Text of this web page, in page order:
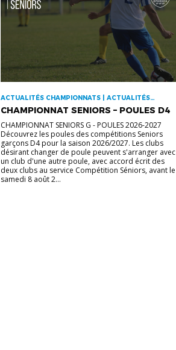
ACTUALITÉS CHAMPIONNATS | ACTUALITÉS
DISTRICT
CHAMPIONNAT SENIORS – POULES D4
CHAMPIONNAT SENIORS G - POULES 2026-2027
Découvrez les poules des compétitions Seniors
garçons D4 pour la saison 2026/2027. Les clubs
désirant changer de poule peuvent s'arranger avec
un club d'une autre poule, avec accord écrit des
deux clubs au service Compétition Séniors, avant le
samedi 8 août 2...